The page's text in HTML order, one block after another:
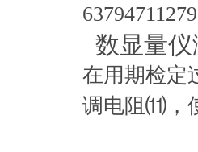
数显量仪
在用期检定
调电阻⑾，